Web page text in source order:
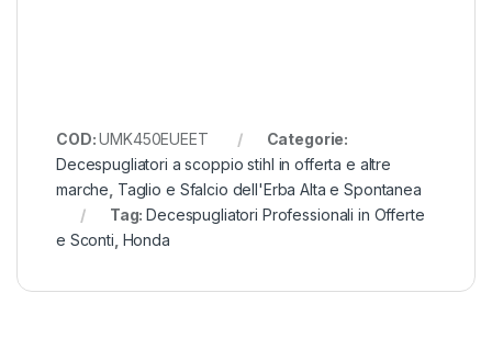
COD:UMK450EUEET
Categorie:
Decespugliatori a scoppio stihl in offerta e altre
marche Taglio e Sfalcio dell'Erba Alta e Spontanea
Tag:Decespugliatori Professionali in Offerte
e Sconti Honda